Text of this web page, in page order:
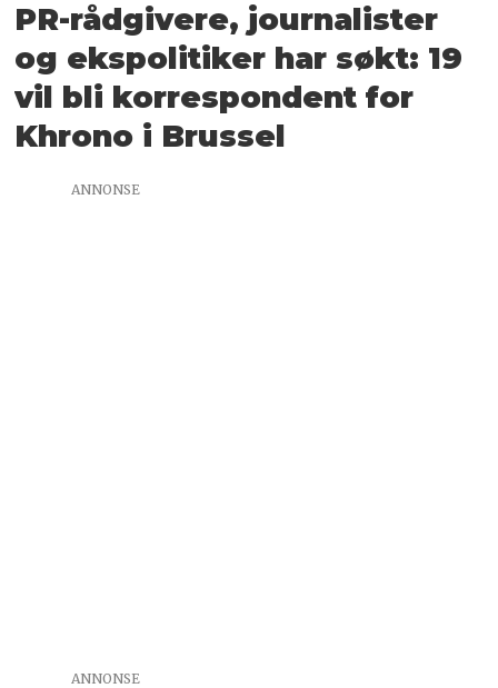
PR-rådgivere, journalister
og ekspolitiker har søkt: 19
vil bli korrespondent for
Khrono i Brussel
ANNONSE
ANNONSE